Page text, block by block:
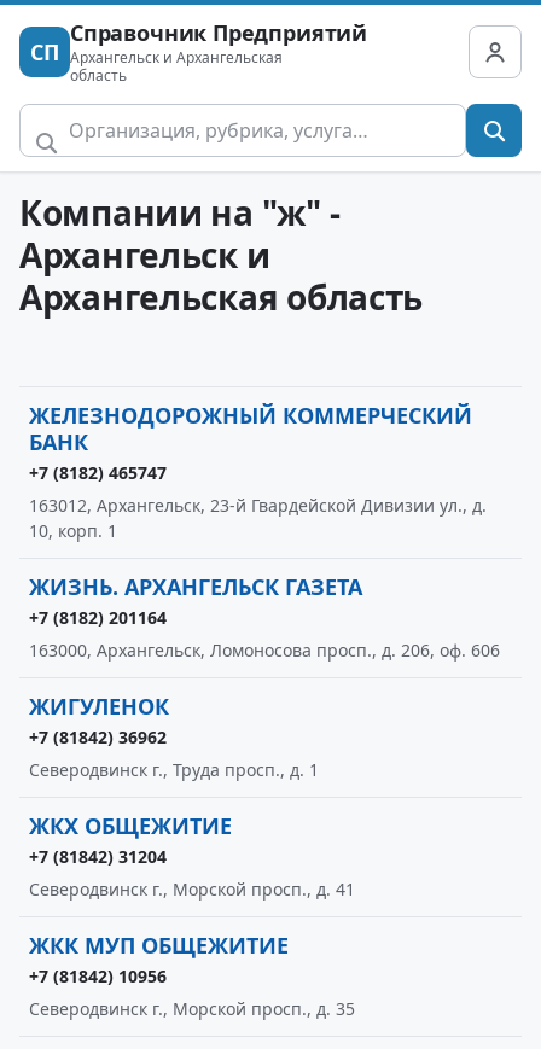
СП
Справочник Предприятий
Архангельск и Архангельская
область
Компании на "ж" -
Архангельск и
Архангельская область
ЖЕЛЕЗНОДОРОЖНЫЙ КОММЕРЧЕСКИЙ
БАНК
+7 (8182) 465747
163012, Архангельск, 23-й Гвардейской Дивизии ул., д.
10, корп. 1
ЖИЗНЬ. АРХАНГЕЛЬСК ГАЗЕТА
+7 (8182) 201164
163000, Архангельск, Ломоносова просп., д. 206, оф. 606
ЖИГУЛЕНОК
+7 (81842) 36962
Северодвинск г., Труда просп., д. 1
ЖКХ ОБЩЕЖИТИЕ
+7 (81842) 31204
Северодвинск г., Морской просп., д. 41
ЖКК МУП ОБЩЕЖИТИЕ
+7 (81842) 10956
Северодвинск г., Морской просп., д. 35